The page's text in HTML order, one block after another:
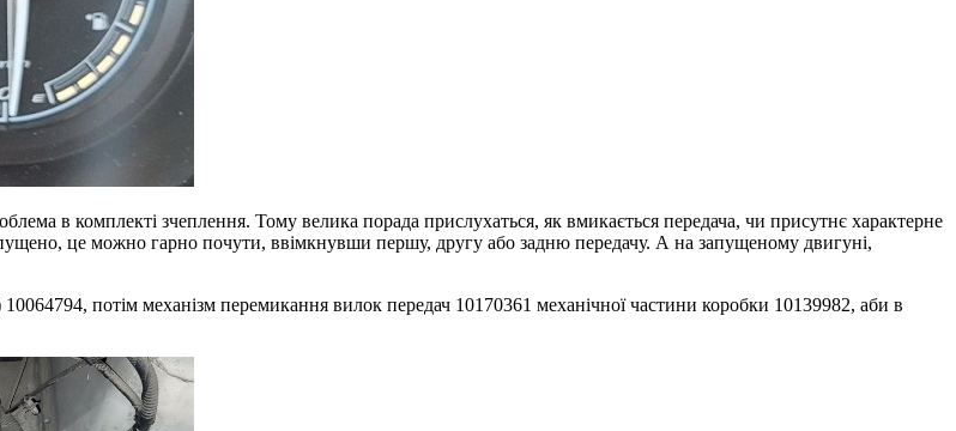
в комплекті зчеплення. Тому велика порада прислухаться, як вмикається передача, чи присутнє характерне
це можно гарно почути, ввімкнувши першу, другу або задню передачу. А на запущеному двигуні,
потім механізм перемикання вилок передач 10170361 механічної частини коробки 10139982, аби в